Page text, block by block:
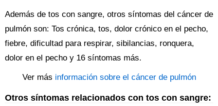
Además de tos con sangre, otros síntomas del cáncer de
pulmón son: Tos crónica, tos, dolor crónico en el pecho,
fiebre, dificultad para respirar, sibilancias, ronquera,
dolor en el pecho y 16 síntomas más.
Ver más información sobre el cáncer de pulmón
Otros síntomas relacionados con tos con sangre: